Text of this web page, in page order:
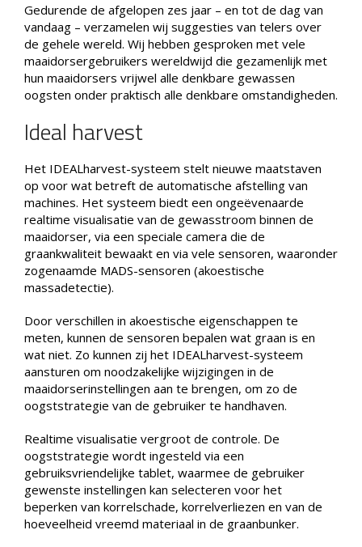
Gedurende de afgelopen zes jaar – en tot de dag van
vandaag – verzamelen wij suggesties van telers over
de gehele wereld. Wij hebben gesproken met vele
maaidorsergebruikers wereldwijd die gezamenlijk met
hun maaidorsers vrijwel alle denkbare gewassen
oogsten onder praktisch alle denkbare omstandigheden.
Ideal harvest
Het IDEALharvest-systeem stelt nieuwe maatstaven
op voor wat betreft de automatische afstelling van
machines. Het systeem biedt een ongeëvenaarde
realtime visualisatie van de gewasstroom binnen de
maaidorser, via een speciale camera die de
graankwaliteit bewaakt en via vele sensoren, waaronder
zogenaamde MADS-sensoren (akoestische
massadetectie).
Door verschillen in akoestische eigenschappen te
meten, kunnen de sensoren bepalen wat graan is en
wat niet. Zo kunnen zij het IDEALharvest-systeem
aansturen om noodzakelijke wijzigingen in de
maaidorserinstellingen aan te brengen, om zo de
oogststrategie van de gebruiker te handhaven.
Realtime visualisatie vergroot de controle. De
oogststrategie wordt ingesteld via een
gebruiksvriendelijke tablet, waarmee de gebruiker
gewenste instellingen kan selecteren voor het
beperken van korrelschade, korrelverliezen en van de
hoeveelheid vreemd materiaal in de graanbunker.